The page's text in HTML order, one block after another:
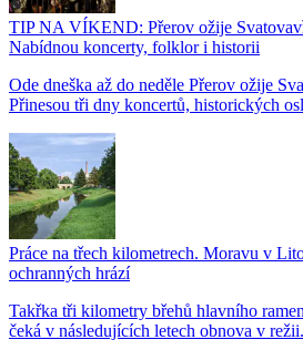
TIP NA VÍKEND: Přerov ožije
Nabídnou koncerty, folklor i historii
Ode dneška až do neděle Přerov ožije
Přinesou tři dny koncertů, historických
Práce na třech kilometrech. Moravu v
ochranných hrází
Takřka tři kilometry břehů hlavního
čeká v následujících letech obnova v